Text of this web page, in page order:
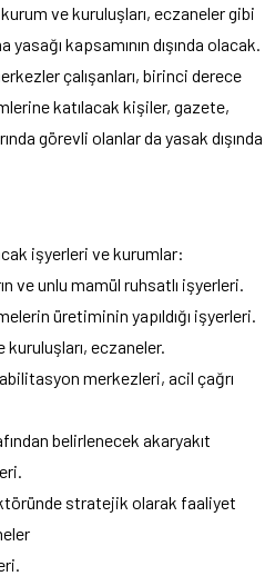
ve kuruluşları, eczaneler gibi
kapsamının dışında olacak.
çalışanları, birinci derece
katılacak kişiler, gazete,
görevli olanlar da yasak dışında
işyerleri ve kurumlar:
ve unlu mamül ruhsatlı işyerleri.
üretiminin yapıldığı işyerleri.
eczaneler.
merkezleri, acil çağrı
belirlenecek akaryakıt
stratejik olarak faaliyet